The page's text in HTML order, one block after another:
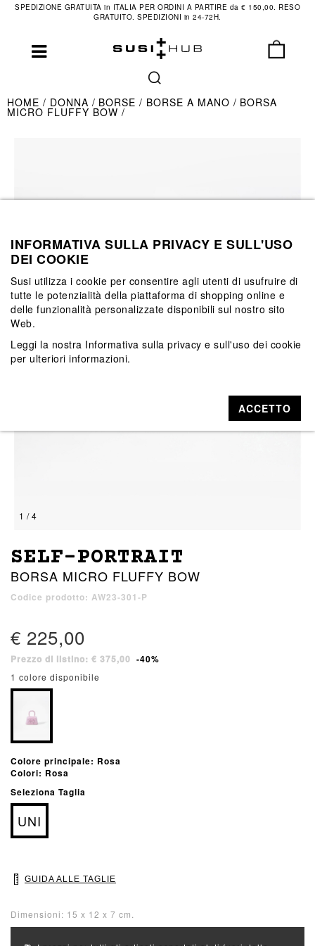
SPEDIZIONE GRATUITA in ITALIA PER ORDINI A PARTIRE da € 150,00. RESO
GRATUITO. SPEDIZIONI in 24-72H.
HOME DONNA BORSE BORSE A MANO BORSA
MICRO FLUFFY BOW
1 / 4
SELF-PORTRAIT
BORSA MICRO FLUFFY BOW
Codice prodotto: AW23-301-P
€ 225,00
Prezzo di listino: € 375,00 -40%
1 colore disponibile
Colore principale: Rosa
Colori: Rosa
Seleziona Taglia
UNI
GUIDA ALLE TAGLIE
Dimensioni: 15 x 12 x 7 cm.
INFORMATIVA SULLA PRIVACY E SULL'USO
DEI COOKIE
Susi utilizza i cookie per consentire agli utenti di usufruire di
tutte le potenzialità della piattaforma di shopping online e
delle funzionalità personalizzate disponibili sul nostro sito
Web.
Leggi la nostra Informativa sulla privacy e sull'uso dei cookie
per ulteriori informazioni.
ACCETTO